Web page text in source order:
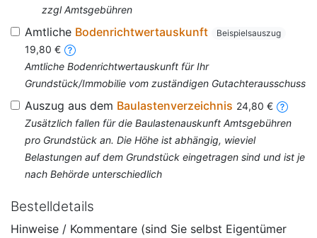
zzgl Amtsgebühren
Amtliche Bodenrichtwertauskunft Beispielsauszug
19,80 €
Amtliche Bodenrichtwertauskunft für Ihr
Grundstück/Immobilie vom zuständigen Gutachterausschuss
Auszug aus dem Baulastenverzeichnis 24,80 €
Zusätzlich fallen für die Baulastenauskunft Amtsgebühren
pro Grundstück an. Die Höhe ist abhängig, wieviel
Belastungen auf dem Grundstück eingetragen sind und ist je
nach Behörde unterschiedlich
Bestelldetails
Hinweise / Kommentare (sind Sie selbst Eigentümer